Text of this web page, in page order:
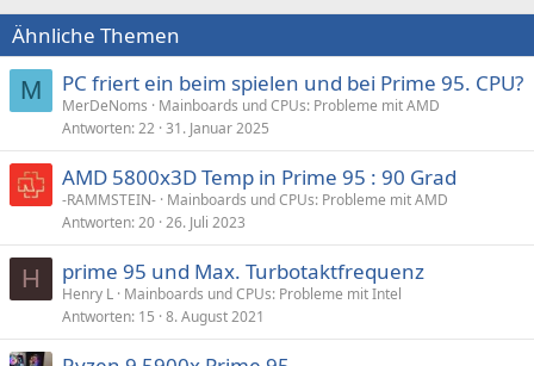
Ähnliche Themen
M PC friert ein beim spielen und bei Prime 95. CPU?
MerDeNoms
Mainboards und CPUs: Probleme mit AMD
Antworten 22 31. Januar 2025
AMD 5800x3D Temp in Prime 95 : 90 Grad
-RAMMSTEIN- Mainboards und CPUs: Probleme mit AMD
Antworten 20 26. Juli 2023
H prime 95 und Max. Turbotaktfrequenz
Henry L Mainboards und CPUs: Probleme mit Intel
Antworten 15 8. August 2021